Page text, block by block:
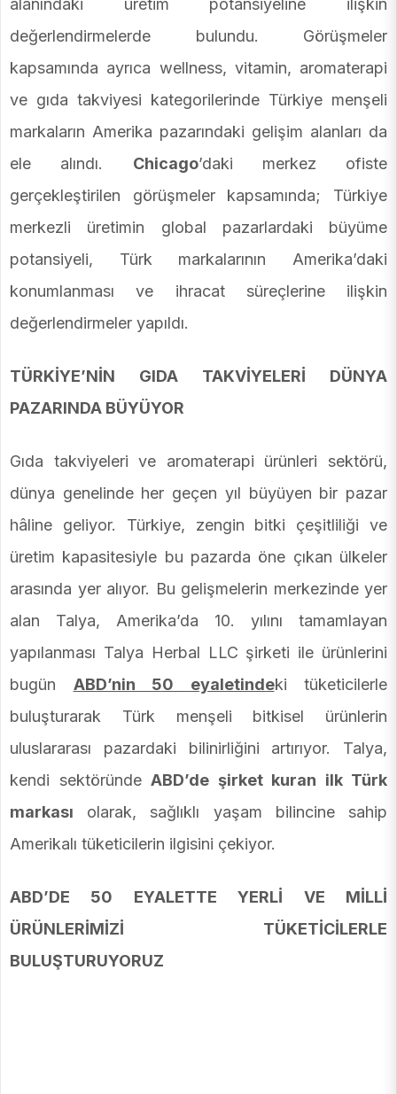
alanındaki üretim potansiyeline ilişkin
değerlendirmelerde bulundu. Görüşmeler
kapsamında ayrıca wellness, vitamin, aromaterapi
ve gıda takviyesi kategorilerinde Türkiye menşeli
markaların Amerika pazarındaki gelişim alanları da
ele alındı. Chicago’daki merkez ofiste
gerçekleştirilen görüşmeler kapsamında; Türkiye
merkezli üretimin global pazarlardaki büyüme
potansiyeli, Türk markalarının Amerika’daki
konumlanması ve ihracat süreçlerine ilişkin
değerlendirmeler yapıldı.
TÜRKİYE’NİN GIDA TAKVİYELERİ DÜNYA
PAZARINDA BÜYÜYOR
Gıda takviyeleri ve aromaterapi ürünleri sektörü,
dünya genelinde her geçen yıl büyüyen bir pazar
hâline geliyor. Türkiye, zengin bitki çeşitliliği ve
üretim kapasitesiyle bu pazarda öne çıkan ülkeler
arasında yer alıyor. Bu gelişmelerin merkezinde yer
alan Talya, Amerika’da 10. yılını tamamlayan
yapılanması Talya Herbal LLC şirketi ile ürünlerini
bugün ABD’nin 50 eyaletindeki tüketicilerle
buluşturarak Türk menşeli bitkisel ürünlerin
uluslararası pazardaki bilinirliğini artırıyor. Talya,
kendi sektöründe ABD’de şirket kuran ilk Türk
markası olarak, sağlıklı yaşam bilincine sahip
Amerikalı tüketicilerin ilgisini çekiyor.
ABD’DE 50 EYALETTE YERLİ VE MİLLİ
ÜRÜNLERİMİZİ TÜKETİCİLERLE
BULUŞTURUYORUZ